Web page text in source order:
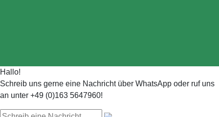
Hallo!
Schreib uns gerne eine Nachricht über WhatsApp oder ruf uns
an unter +49 (0)163 5647960!